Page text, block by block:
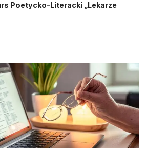
Poetycko-Literacki „Lekarze